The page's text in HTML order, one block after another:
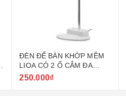
ĐÈN ĐỂ BÀN KHỚP MỀM
LIOA CÓ 2 Ổ CẮM ĐA
NĂNG 10A
250.000₫